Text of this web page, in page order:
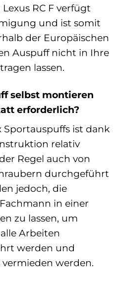
RC F verfügt
und ist somit
der Europäischen
Auspuff nicht in Ihre
lassen.
selbst montieren
erforderlich?
Sportauspuffs ist dank
relativ
Regel auch von
durchgeführt
jedoch, die
in einer
zu lassen, um
Arbeiten
werden und
werden.